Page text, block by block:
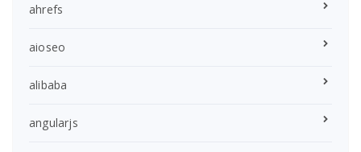
ahrefs
aioseo
alibaba
angularjs